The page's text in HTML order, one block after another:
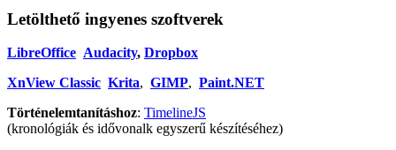
Letölthető ingyenes szoftverek
LibreOffice Audacity, Dropbox
XnView Classic Krita, GIMP, Paint.NET
Történelemtanításhoz: TimelineJS
(kronológiák és idővonalk egyszerű készítéséhez)